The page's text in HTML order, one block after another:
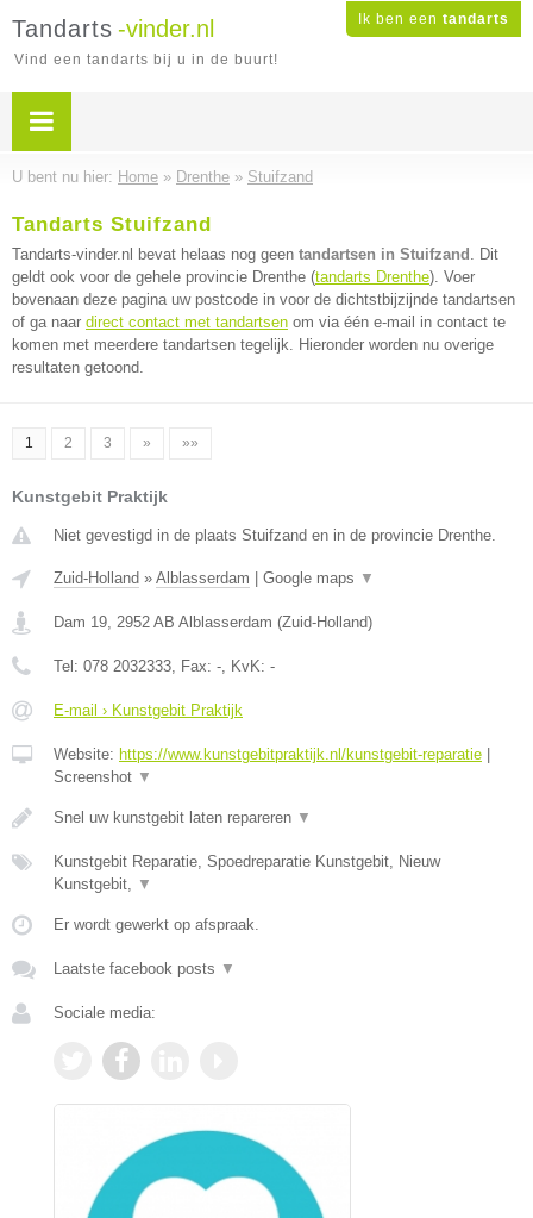
Ik ben een tandarts
Tandarts -vinder.nl
Vind een tandarts bij u in de buurt!
U bent nu hier: Home » Drenthe » Stuifzand
Tandarts Stuifzand
Tandarts-vinder.nl bevat helaas nog geen tandartsen in Stuifzand . Dit
geldt ook voor de gehele provincie Drenthe (tandarts Drenthe). Voer
bovenaan deze pagina uw postcode in voor de dichtstbijzijnde tandartsen
of ga naar direct contact met tandartsen om via één e-mail in contact te
komen met meerdere tandartsen tegelijk. Hieronder worden nu overige
resultaten getoond.
1 2 3 » »»
Kunstgebit Praktijk
Niet gevestigd in de plaats Stuifzand en in de provincie Drenthe.
Zuid-Holland » Alblasserdam Google maps ▼
Dam 19, 2952 AB Alblasserdam (Zuid-Holland)
Tel: 078 2032333, Fax: -, KvK: -
E-mail › Kunstgebit Praktijk
Website: https://www.kunstgebitpraktijk.nl/kunstgebit-reparatie
Screenshot ▼
Snel uw kunstgebit laten repareren ▼
Kunstgebit Reparatie, Spoedreparatie Kunstgebit, Nieuw
Kunstgebit, ▼
Er wordt gewerkt op afspraak.
Laatste facebook posts ▼
Sociale media: